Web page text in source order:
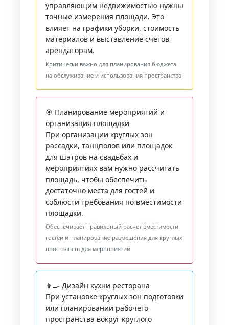
управляющим недвижимостью нужны
точные измерения площади. Это
влияет на графики уборки, стоимость
материалов и выставление счетов
арендаторам.
Критически важно для планирования бюджета
на обслуживание и использования пространства
🎯 Планирование мероприятий и
организация площадки
При организации круглых зон
рассадки, танцполов или площадок
для шатров на свадьбах и
мероприятиях вам нужно рассчитать
площадь, чтобы обеспечить
достаточно места для гостей и
соблюсти требования по вместимости
площадки.
Обеспечивает правильный расчет вместимости
гостей и планирование размещения для круглых
пространств для мероприятий
👨‍🍳 Дизайн кухни ресторана
При установке круглых зон подготовки
или планировании рабочего
пространства вокруг круглого